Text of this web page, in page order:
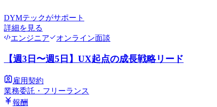
DYMテックがサポート
詳細を見る
エンジニア
オンライン面談
【週3日〜週5日】UX起点の成長戦略リード
雇用契約
業務委託・フリーランス
報酬